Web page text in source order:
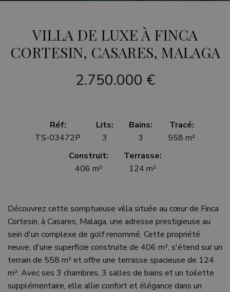
VILLA DE LUXE À FINCA
CORTESIN, CASARES, MALAGA
2.750.000 €
Réf:
TS-03472P
Lits:
3
Bains:
3
Tracé:
558 m²
Construit:
406 m²
Terrasse:
124 m²
Découvrez cette somptueuse villa située au cœur de Finca
Cortesin, à Casares, Malaga, une adresse prestigieuse au
sein d'un complexe de golf renommé. Cette propriété
neuve, d'une superficie construite de 406 m², s'étend sur un
terrain de 558 m² et offre une terrasse spacieuse de 124
m². Avec ses 3 chambres, 3 salles de bains et un toilette
supplémentaire, elle allie confort et élégance dans un